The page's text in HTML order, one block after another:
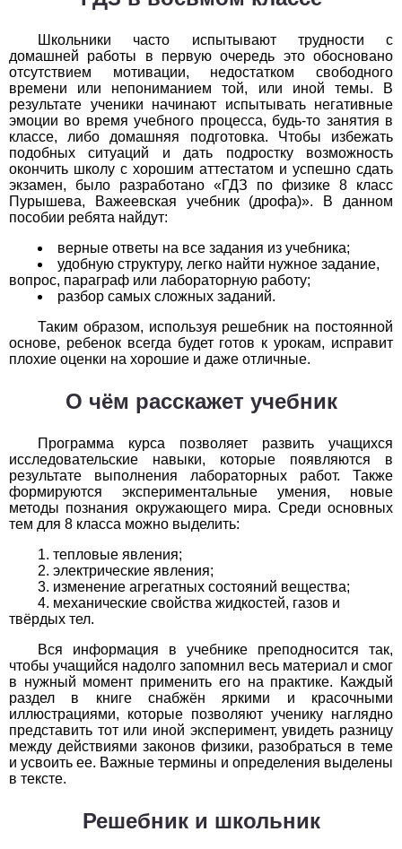
1
2 3 4 5 6 7 8 9 10
11
Литература
1
2 3 4 5 6 7 8 9 10
11
Математика
1
2 3 4 5
Немецкий язык
2 3 4 5 6 7 8
ОБЖ
1
2 3 4 5 6 7 8 9
Обществоведение
2 3 4 5 6 7 9 10
11
Окружающий мир
1
2 3 4 5 6 7 8 9
Русский язык
2 3 4 5 6 7 8 9 10
1
2 3 4 5 6 7 8 9 10
11
Физика
1
2 3 4 5 6 7 8 9 10
11
3 4 5 6 7 8 9 10
Школьники часто испытывают трудности с
домашней работы в первую очередь это обосновано
отсутствием мотивации, недостатком свободного
времени или непониманием той, или иной темы. В
результате ученики начинают испытывать негативные
эмоции во время учебного процесса, будь-то занятия в
классе, либо домашняя подготовка. Чтобы избежать
подобных ситуаций и дать подростку возможность
окончить школу с хорошим аттестатом и успешно сдать
экзамен, было разработано «ГДЗ по физике 8 класс
Пурышева, Важеевская учебник (дрофа)». В данном
пособии ребята найдут:
верные ответы на все задания из учебника;
удобную структуру, легко найти нужное задание,
вопрос, параграф или лабораторную работу;
разбор самых сложных заданий.
Таким образом, используя решебник на постоянной
основе, ребенок всегда будет готов к урокам, исправит
плохие оценки на хорошие и даже отличные.
О чём расскажет учебник
Программа курса позволяет развить учащихся
исследовательские навыки, которые появляются в
результате выполнения лабораторных работ. Также
формируются экспериментальные умения, новые
методы познания окружающего мира. Среди основных
тем для 8 класса можно выделить:
тепловые явления;
электрические явления;
изменение агрегатных состояний вещества;
механические свойства жидкостей, газов и
твёрдых тел.
Вся информация в учебнике преподносится так,
чтобы учащийся надолго запомнил весь материал и смог
в нужный момент применить его на практике. Каждый
раздел в книге снабжён яркими и красочными
иллюстрациями, которые позволяют ученику наглядно
представить тот или иной эксперимент, увидеть разницу
между действиями законов физики, разобраться в теме
и усвоить ее. Важные термины и определения выделены
в тексте.
Решебник и школьник